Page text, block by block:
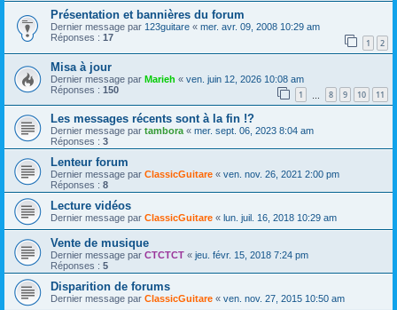
Présentation et bannières du forum
Dernier message par 123guitare « mer. avr. 09, 2008 10:29 am
Réponses : 17 1 2
Misa à jour
Dernier message par Marieh « ven. juin 12, 2026 10:08 am
Réponses : 150 1 8 9 10 11
Les messages récents sont à la fin !?
Dernier message par tambora « mer. sept. 06, 2023 8:04 am
Réponses : 3
Lenteur forum
Dernier message par ClassicGuitare « ven. nov. 26, 2021 2:00 pm
Réponses : 8
Lecture vidéos
Dernier message par ClassicGuitare « lun. juil. 16, 2018 10:29 am
Vente de musique
Dernier message par CTCTCT « jeu. févr. 15, 2018 7:24 pm
Réponses : 5
Disparition de forums
Dernier message par ClassicGuitare « ven. nov. 27, 2015 10:50 am